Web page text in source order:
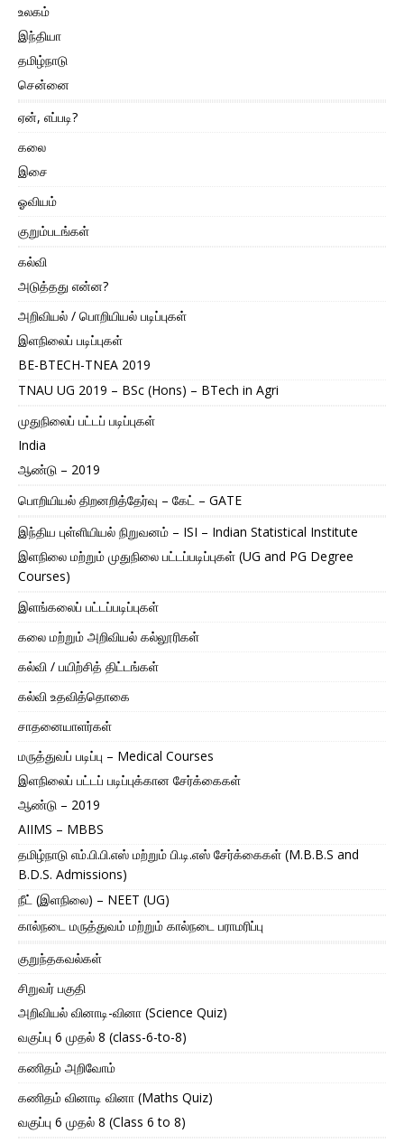
உலகம்
இந்தியா
தமிழ்நாடு
சென்னை
ஏன், எப்படி?
கலை
இசை
ஓவியம்
குறும்படங்கள்
கல்வி
அடுத்தது என்ன?
அறிவியல் / பொறியியல் படிப்புகள்
இளநிலைப் படிப்புகள்
BE-BTECH-TNEA 2019
TNAU UG 2019 – BSc (Hons) – BTech in Agri
முதுநிலைப் பட்டப் படிப்புகள்
India
ஆண்டு – 2019
பொறியியல் திறனறித்தேர்வு – கேட் – GATE
இந்திய புள்ளியியல் நிறுவனம் – ISI – Indian Statistical Institute
இளநிலை மற்றும் முதுநிலை பட்டப்படிப்புகள் (UG and PG Degree
Courses)
இளங்கலைப் பட்டப்படிப்புகள்
கலை மற்றும் அறிவியல் கல்லூரிகள்
கல்வி / பயிற்சித் திட்டங்கள்
கல்வி உதவித்தொகை
சாதனையாளர்கள்
மருத்துவப் படிப்பு – Medical Courses
இளநிலைப் பட்டப் படிப்புக்கான சேர்க்கைகள்
ஆண்டு – 2019
AIIMS – MBBS
தமிழ்நாடு எம்.பி.பி.எஸ் மற்றும் பி.டி.எஸ் சேர்க்கைகள் (M.B.B.S and
B.D.S. Admissions)
நீட் (இளநிலை) – NEET (UG)
கால்நடை மருத்துவம் மற்றும் கால்நடை பராமரிப்பு
குறுந்தகவல்கள்
சிறுவர் பகுதி
அறிவியல் வினாடி-வினா (Science Quiz)
வகுப்பு 6 முதல் 8 (class-6-to-8)
கணிதம் அறிவோம்
கணிதம் வினாடி வினா (Maths Quiz)
வகுப்பு 6 முதல் 8 (Class 6 to 8)